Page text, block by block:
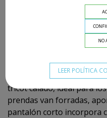
NO
LEER POLÍTICA
CONJUNTO
TOP
Conjunto para niña de
pantalón corto y top
tricot calado, ideal para
prendas van forradas,
pantalón corto incorpora